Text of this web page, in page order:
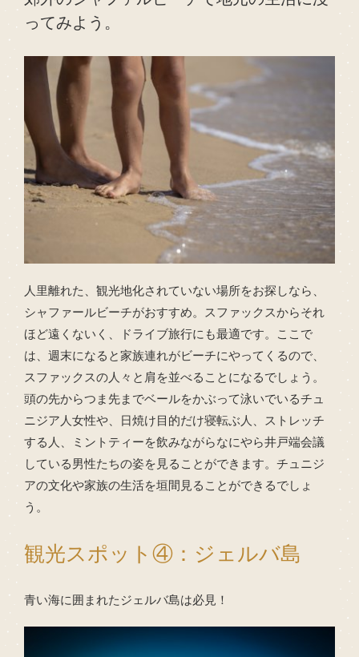
ってみよう。
人里離れた、観光地化されていない場所をお探しなら、
シャファールビーチがおすすめ。スファックスからそれ
ほど遠くないく、ドライブ旅行にも最適です。ここで
は、週末になると家族連れがビーチにやってくるので、
スファックスの人々と肩を並べることになるでしょう。
頭の先からつま先までベールをかぶって泳いでいるチュ
ニジア人女性や、日焼け目的だけ寝転ぶ人、ストレッチ
する人、ミントティーを飲みながらなにやら井戸端会議
している男性たちの姿を見ることができます。チュニジ
アの文化や家族の生活を垣間見ることができるでしょ
う。
観光スポット④：ジェルバ島
青い海に囲まれたジェルバ島は必見！